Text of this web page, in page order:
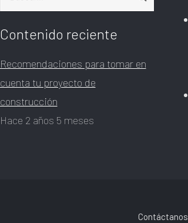
Contenido reciente
Recomendaciones para tomar en
cuenta tu proyecto de
construcción
Hace 2 años 5 meses
Contáctanos